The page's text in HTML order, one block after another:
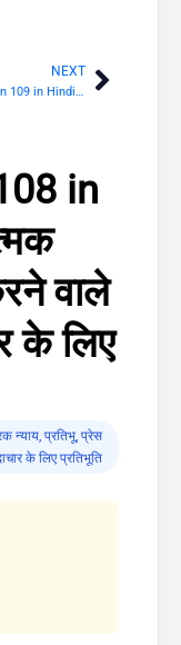
NEXT
CrPC Section 109 in Hindi: संदिग्ध व्यक्तियों से सदाचार के लिए प्रतिभूति Next
in
वाले
के लिए
न्याय, प्रतिभू, प्रेस
के लिए प्रतिभूति